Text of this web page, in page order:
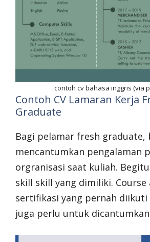
contoh cv bahasa inggris (via
Contoh CV Lamaran Kerja
Graduate
Bagi pelamar fresh graduate,
mencantumkan pengalaman
orgranisasi saat kuliah.
skill skill yang dimiliki. Course
sertifikasi yang pernah diikuti
juga perlu untuk